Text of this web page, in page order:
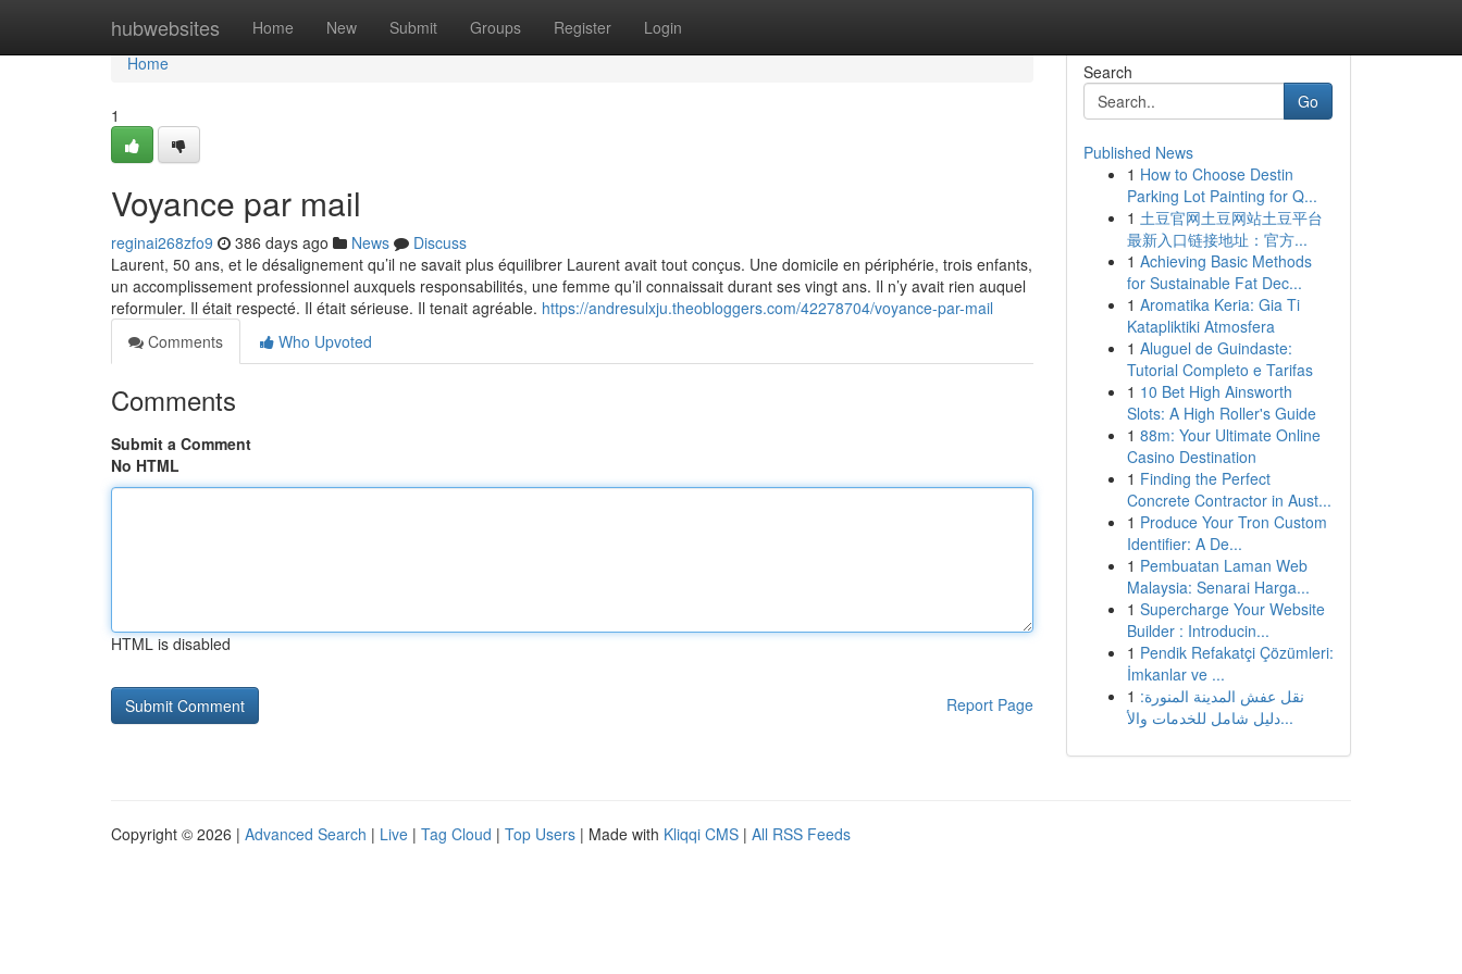
hubwebsites Home New Submit Groups Register Login
Home
Home
1
Voyance par mail
reginai268zfo9 386 days ago News
Discuss
Laurent, 50 ans, et le désalignement qu’il ne savait plus équilibrer Laurent avait tout conçus. Une domicile en périphérie, trois enfants,
un accomplissement professionnel auxquels responsabilités, une femme qu’il connaissait durant ses vingt ans. Il n’y avait rien auquel
reformuler. Il était respecté. Il était sérieuse. Il tenait agréable. https://andresulxju.theobloggers.com/42278704/voyance-par-mail
Comments
Who Upvoted
Comments
Submit a Comment
No HTML
HTML is disabled
Report Page
Search
Go
Published News
1 How to Choose Destin
Parking Lot Painting for Q...
1 土豆官网土豆网站土豆平台
最新入口链接地址：官方...
1 Achieving Basic Methods
for Sustainable Fat Dec...
1 Aromatika Keria: Gia Ti
Katapliktiki Atmosfera
1 Aluguel de Guindaste:
Tutorial Completo e Tarifas
1 10 Bet High Ainsworth
Slots: A High Roller's Guide
1 88m: Your Ultimate Online
Casino Destination
1 Finding the Perfect
Concrete Contractor in Aust...
1 Produce Your Tron Custom
Identifier: A De...
1 Pembuatan Laman Web
Malaysia: Senarai Harga...
1 Supercharge Your Website
Builder : Introducin...
1 Pendik Refakatçi Çözümleri:
İmkanlar ve ...
1 نقل عفش المدينة المنورة:
دليل شامل للخدمات والأ...
Copyright © 2026 | Advanced Search | Live | Tag Cloud | Top Users | Made with Kliqqi CMS | All RSS Feeds